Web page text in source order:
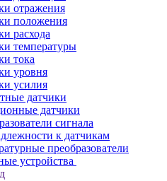
отражения
положения
расхода
температуры
тока
уровня
усилия
датчики
датчики
сигнала
к датчикам
преобразователи
устройства